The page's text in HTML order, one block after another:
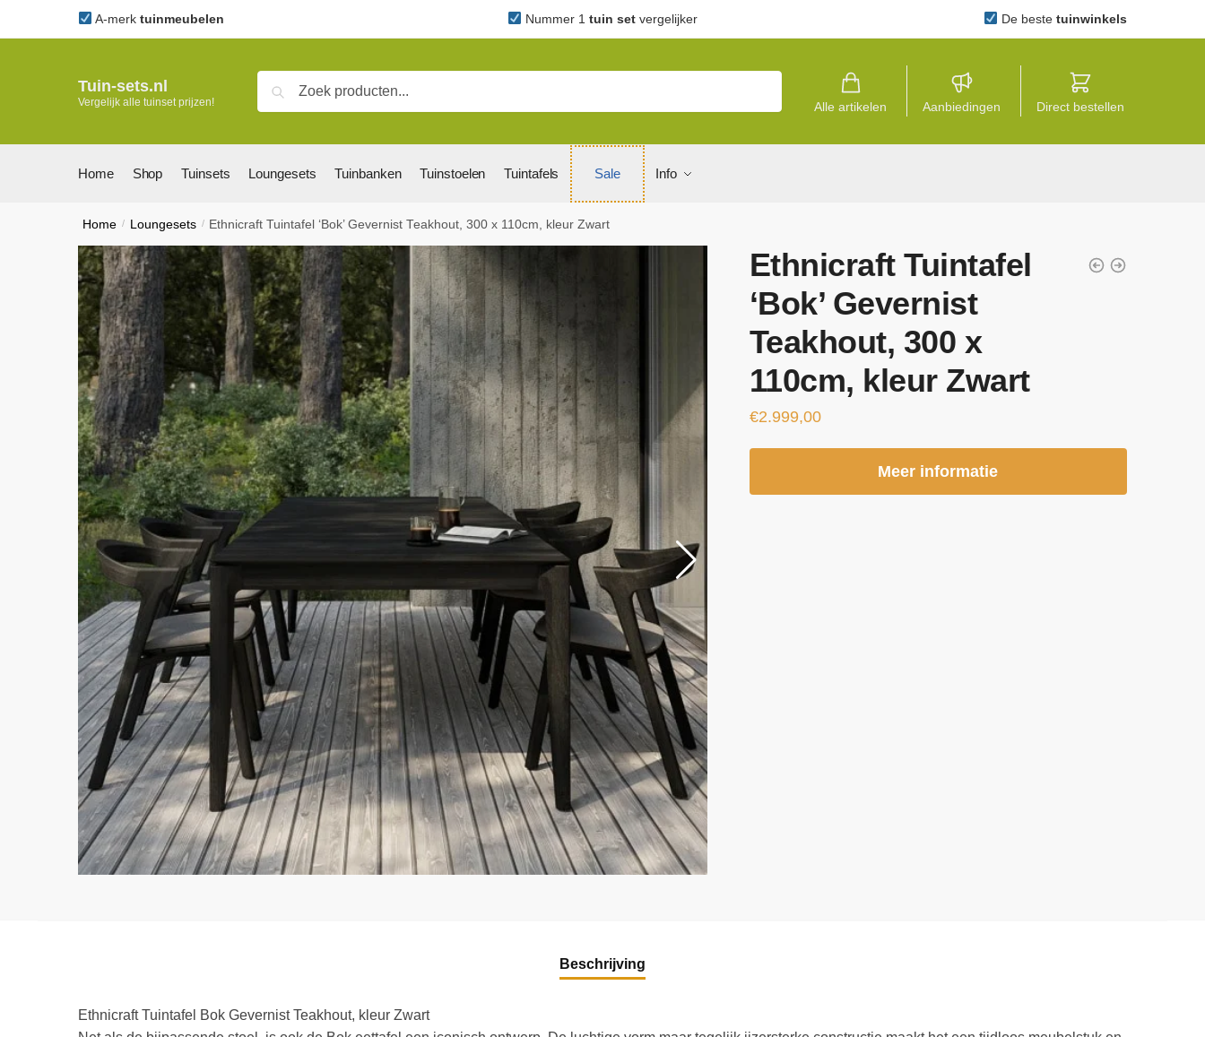
A-merk tuinmeubelen Nummer 1 tuin set vergelijker De beste tuinwinkels
Tuin-sets.nl
Vergelijk alle tuinset prijzen!
Zoeken
Alle artikelen Aanbiedingen Direct bestellen
Home Shop Tuinsets Loungesets Tuinbanken Tuinstoelen Tuintafels Sale Info
Home / Loungesets / Ethnicraft Tuintafel ‘Bok’ Gevernist Teakhout, 300 x 110cm, kleur Zwart
Ethnicraft Tuintafel
‘Bok’ Gevernist
Teakhout, 300 x
110cm, kleur Zwart
€2.999,00
Meer informatie
Beschrijving
Ethnicraft Tuintafel Bok Gevernist Teakhout, kleur Zwart